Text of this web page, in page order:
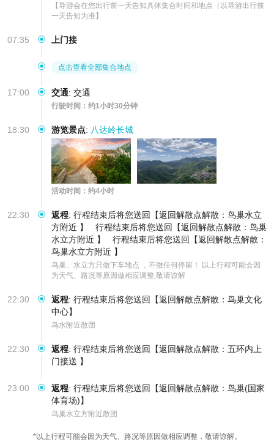
【导游会在您出行前一天告知具体集合时间和地点（以导游出行前
一天告知为准】
07:35 上门接
点击查看全部集合地点
17:00 交通: 交通
行驶时间：约1小时30分钟
18:30 游览景点: 八达岭长城
活动时间：约4小时
22:30 返程: 行程结束后将您送回【返回解散点解散：鸟巢水立
方附近 】
行程结束后将您送回【返回解散点解散：鸟巢
水立方附近 】
行程结束后将您送回【返回解散点解散：
鸟巢水立方附近 】
鸟巢、水立方只做下车地点 ，不做任何停留！ 以上行程可能会因
为天气、路况等原因做相应调整,敬请谅解
22:30 返程: 行程结束后将您送回【返回解散点解散：鸟巢文化
中心】
鸟水附近散团
22:30 返程: 行程结束后将您送回【返回解散点解散：五环内上
门接送 】
23:00 返程: 行程结束后将您送回【返回解散点解散：鸟巢(国家
体育场)】
鸟巢水立方附近散团
*以上行程可能会因为天气、路况等原因做相应调整，敬请谅解。